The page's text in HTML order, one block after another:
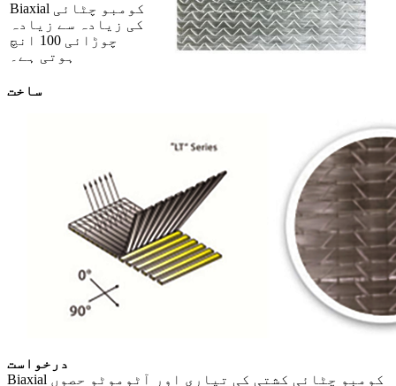
Biaxial کومبو چٹائی
کی زیادہ سے زیادہ
چوڑائی 100 انچ
ہوتی ہے۔
ساخت
درخواست
Biaxial کومبو چٹائی کشتی کی تیاری اور آٹوموٹو حصوں